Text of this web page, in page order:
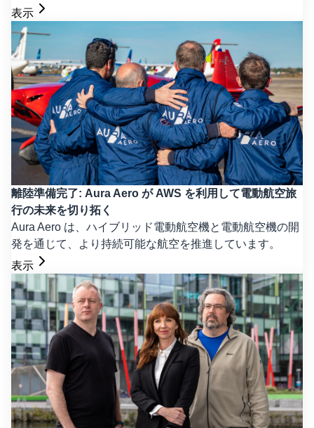
表示
離陸準備完了: Aura Aero が AWS を利用して電動航空旅
行の未来を切り拓く
Aura Aero は、ハイブリッド電動航空機と電動航空機の開
発を通じて、より持続可能な航空を推進しています。
表示